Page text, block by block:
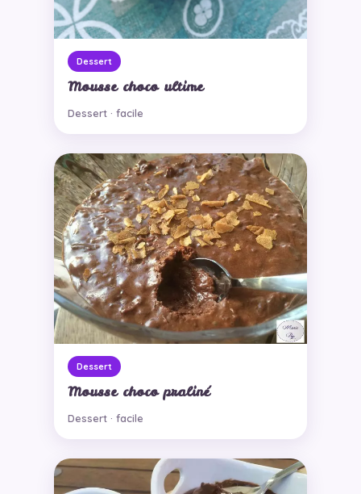
Dessert
Mousse choco ultime
Dessert · facile
Dessert
Mousse choco praliné
Dessert · facile